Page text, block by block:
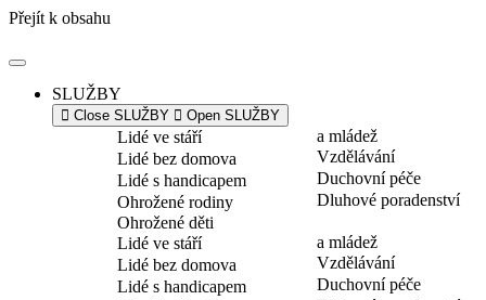
Přejít k obsahu
SLUŽBY
Close SLUŽBY Open SLUŽBY
Lidé ve stáří
Lidé bez domova
Lidé s handicapem
Ohrožené rodiny
Ohrožené děti
a mládež
Vzdělávání
Duchovní péče
Dluhové poradenství
Lidé ve stáří
Lidé bez domova
Lidé s handicapem
a mládež
Vzdělávání
Duchovní péče